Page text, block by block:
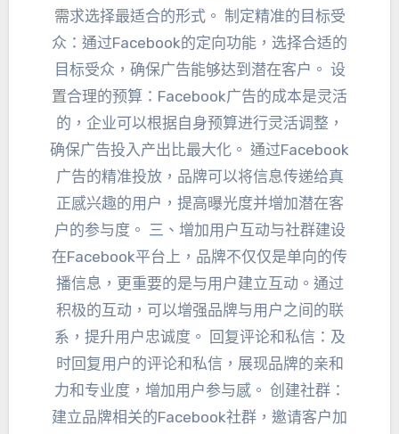
需求选择最适合的形式。 制定精准的目标受
众 ： 通过Facebook的定向功能 ， 选择合适的
目标受众 ， 确保广告能够达到潜在客户 。 设
置合理的预算 ： Facebook广告的成本是灵活
的 ， 企业可以根据自身预算进行灵活调整，
确保广告投入产出比最大化 。 通过Facebook
广告的精准投放， 品牌可以将信息传递给真
正感兴趣的用户 ， 提高曝光度并增加潜在客
户的参与度 。 三、 增加用户互动与社群建设
在Facebook平台上 ， 品牌不仅仅是单向的传
播信息 ， 更重要的是与用户建立互动 。 通过
积极的互动 ， 可以增强品牌与用户之间的联
系 ， 提升用户忠诚度 。 回复评论和私信 ： 及
时回复用户的评论和私信 ， 展现品牌的亲和
力和专业度 ， 增加用户参与感。 创建社群：
建立品牌相关的Facebook社群 ， 邀请客户加